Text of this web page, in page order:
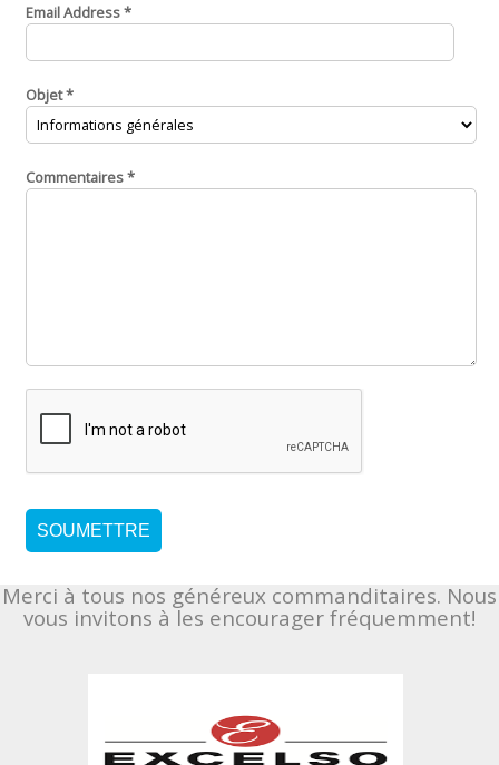
Email Address*
Objet*
Commentaires*
SOUMETTRE
Merci à tous nos généreux commanditaires. Nous
vous invitons à les encourager fréquemment!